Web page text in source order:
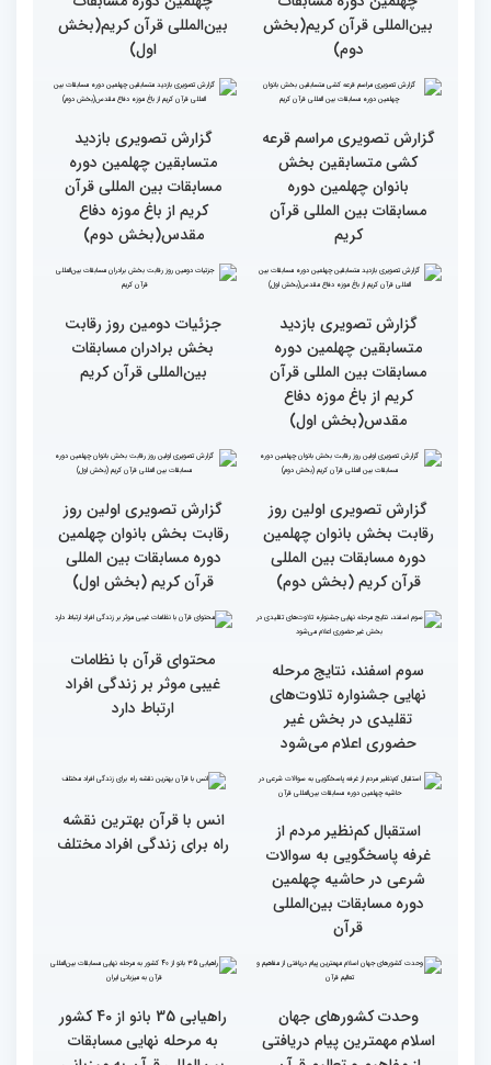
نخستین محفل بین‌المللی
انس با قرآن ویژه بانوان
برگزار شد
از حضور سفیر عربستان تا
استقبال بی‌نظیر کودکان و
نوجوانان/ نگاهی به حواشی
دومین روز مسابقات جهانی
قرآن به میزبانی ایران
گزارش تصویری دومین روز
رقابت بخش برادران
چهلمین دوره مسابقات
بین‌المللی قرآن کریم(بخش
دوم)
گزارش تصویری دومین روز
رقابت بخش برادران
چهلمین دوره مسابقات
بین‌المللی قرآن کریم(بخش
اول)
گزارش تصویری مراسم قرعه
کشی متسابقین بخش
بانوان چهلمین دوره
مسابقات بین المللی قرآن
کریم
مسابقات بین المللی قرآن
کریم از باغ موزه دفاع
مقدس(بخش دوم)
گزارش تصویری بازدید
متسابقین چهلمین دوره
مسابقات بین المللی قرآن
کریم از باغ موزه دفاع
مقدس(بخش اول)
جزئیات دومین روز رقابت
بخش برادران مسابقات
گزارش تصویری اولین روز
رقابت بخش بانوان چهلمین
دوره مسابقات بین المللی
قرآن کریم (بخش دوم)
گزارش تصویری اولین روز
دوره مسابقات بین المللی
قرآن کریم (بخش اول)
سوم اسفند، نتایج مرحله
نهایی جشنواره تلاوت‌های
تقلیدی در بخش غیر
حضوری اعلام می‌شود
غیبی موثر بر زندگی افراد
ارتباط دارد